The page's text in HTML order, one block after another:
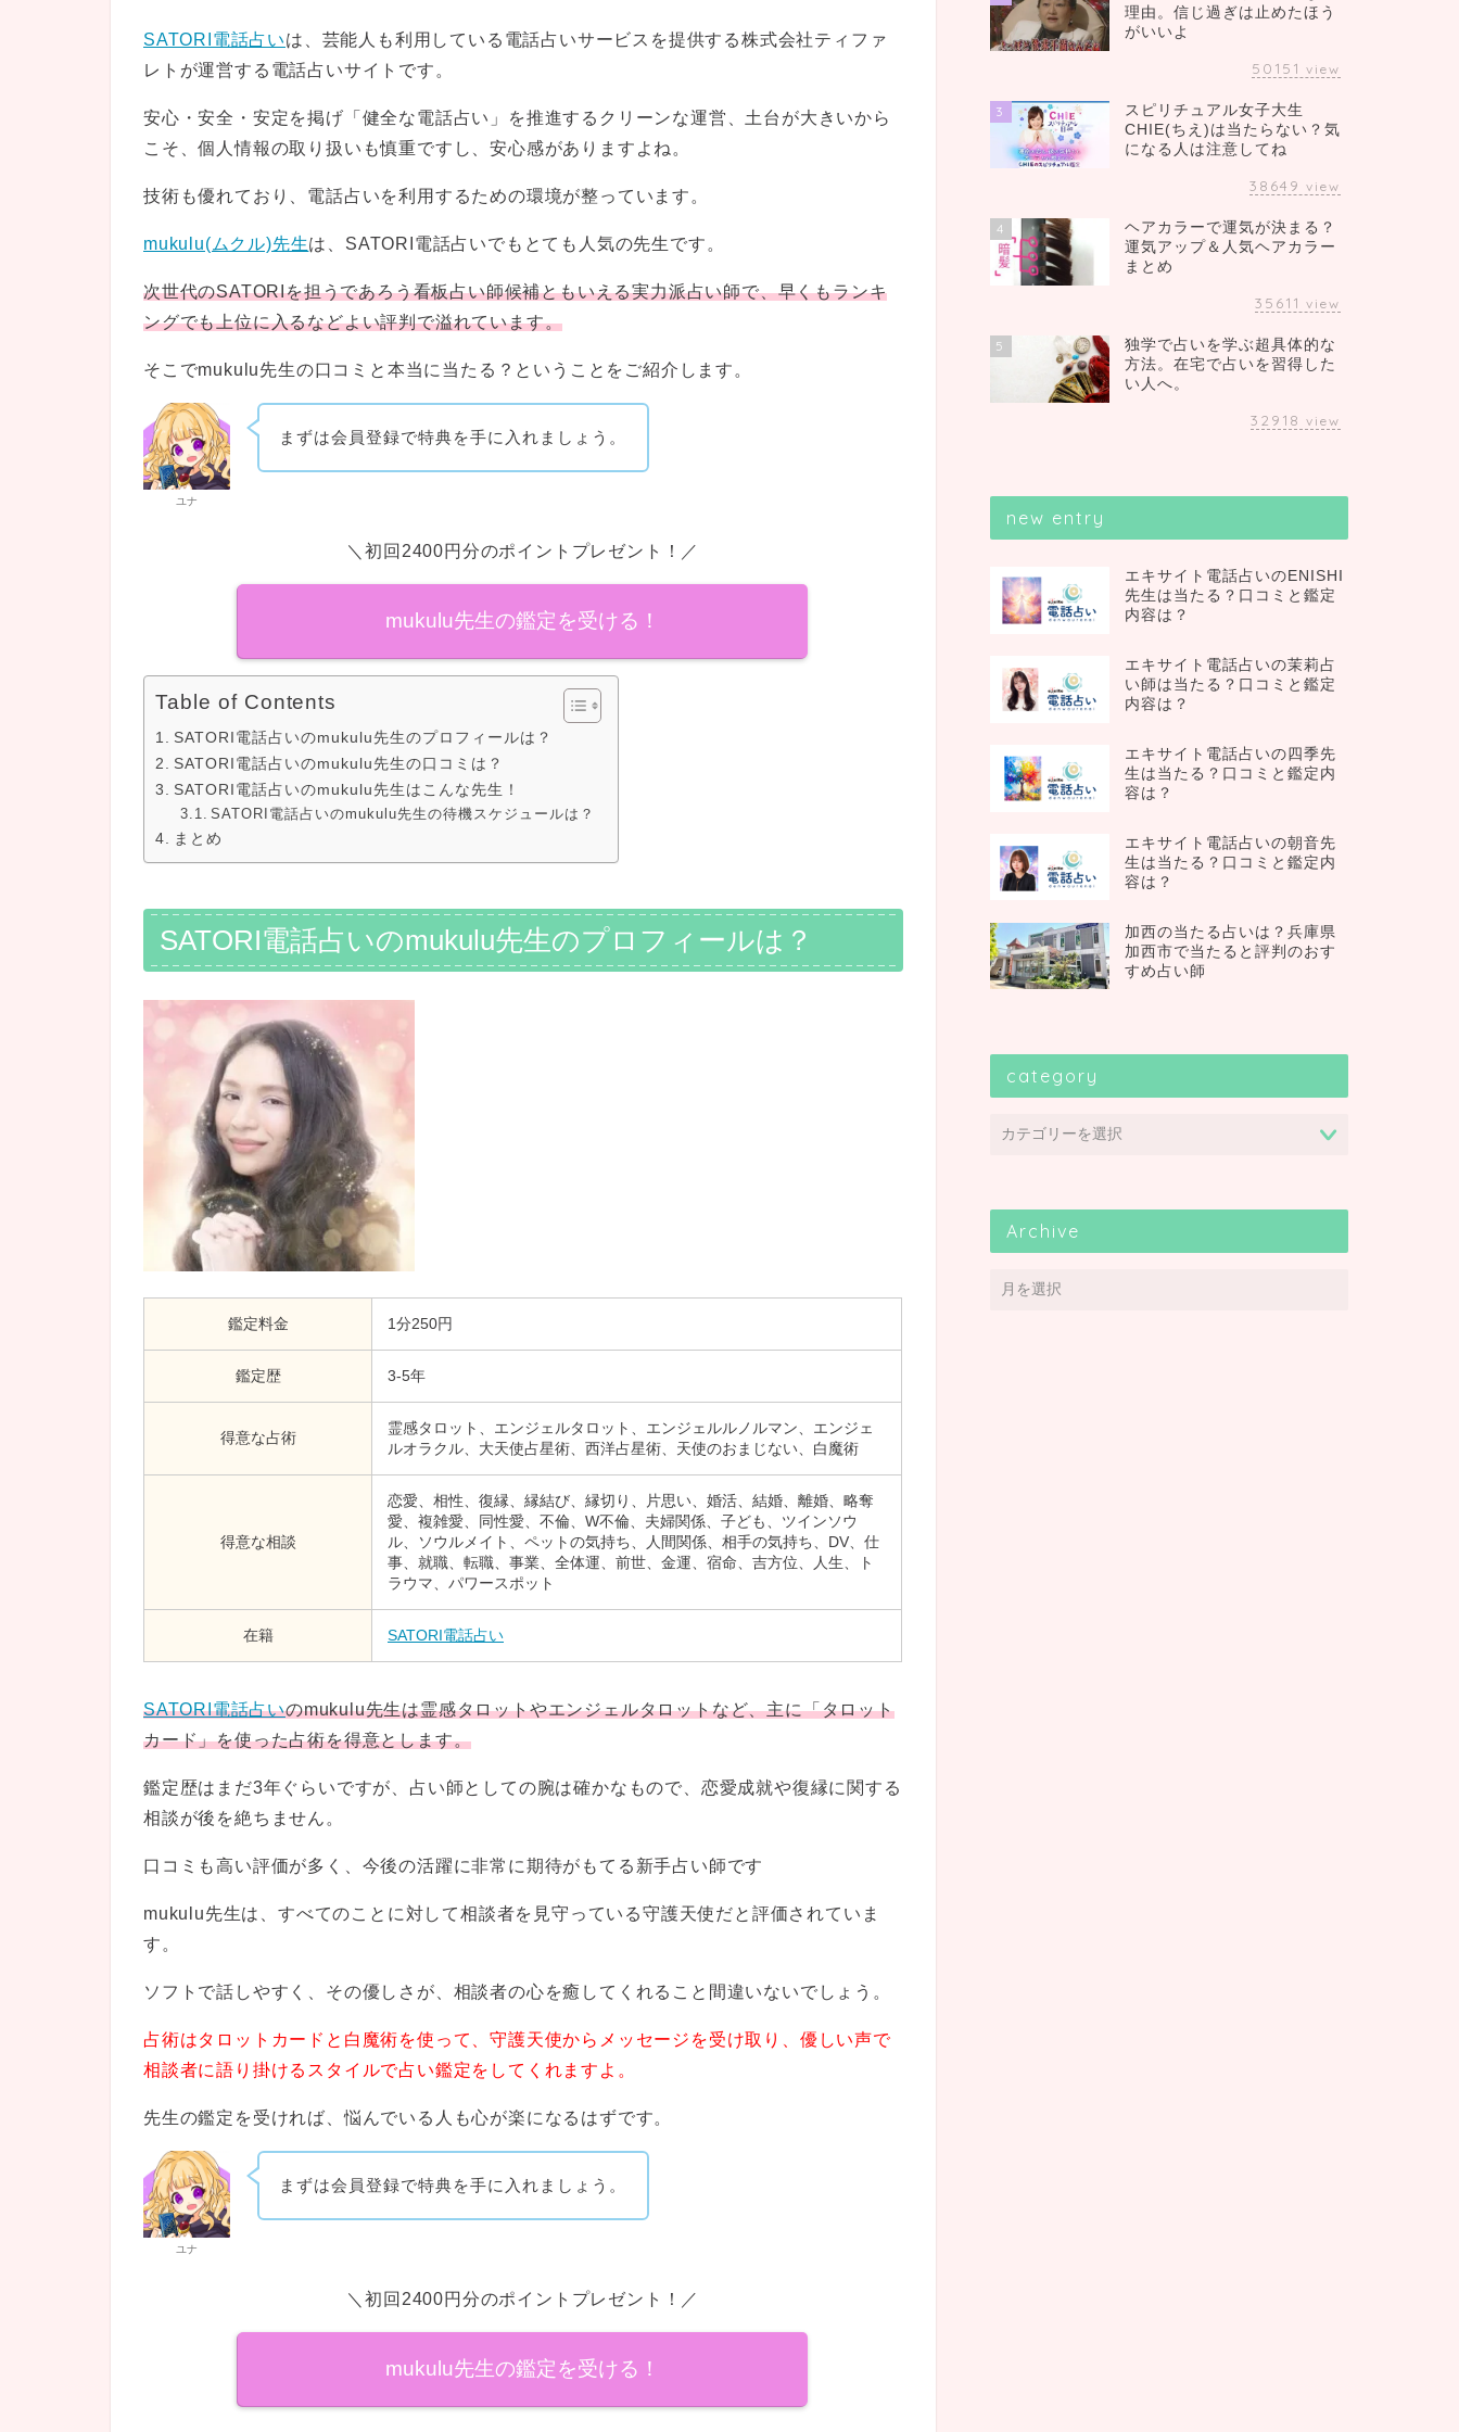
SATORI電話占いは、芸能人も利用している電話占いサービスを提供する株式会社ティファ
レトが運営する電話占いサイト です。
安心・安全・安定を掲げ「健全な電話占い」を推進するクリーンな運営、土台が大きいから
こそ、個人情報の取り扱いも慎重ですし、安心感がありますよね。
技術も優れており、電話占いを利用するための環境が整っています。
mukulu(ムクル)先生は、SATORI電話占いでもとても人気の先生です。
次世代のSATORIを担うであろう看板占い師候補ともいえる実力派占い師で、早くもランキ
ングでも上位に入るなどよい評判で溢れています。
そこでmukulu先生の口コミと本当に当たる？ということをご紹介します。
ユナ
まずは会員登録で特典を手に入れましょう。
＼初回2400円分のポイントプレゼント！／
mukulu先生の鑑定を受ける！
Table of Contents
SATORI電話占いのmukulu先生のプロフィールは？
SATORI電話占いのmukulu先生の口コミは？
SATORI電話占いのmukulu先生はこんな先生！
SATORI電話占いのmukulu先生の待機スケジュールは？
まとめ
SATORI電話占いのmukulu先生のプロフィールは？
鑑定料金 1分250円
鑑定歴 3-5年
得意な占術
霊感タロット、エンジェルタロット、エンジェルルノルマン、エンジェ
ルオラクル、大天使占星術、西洋占星術、天使のおまじない、白魔術
得意な相談
恋愛、相性、復縁、縁結び、縁切り、片思い、婚活、結婚、離婚、略奪
愛、複雑愛、同性愛、不倫、W不倫、夫婦関係、子ども、ツインソウ
ル、ソウルメイト、ペットの気持ち、人間関係、相手の気持ち、DV、仕
事、就職、転職、事業、全体運、前世、金運、宿命、吉方位、人生、ト
ラウマ、パワースポット
在籍 SATORI電話占い
SATORI電話占いのmukulu先生は霊感タロットやエンジェルタロットなど、主に「タロット
カード」を使った占術を得意とします。
鑑定歴はまだ3年ぐらいですが、占い師としての腕は確かなもので、恋愛成就や復縁に関する
相談が後を絶ちません。
口コミも高い評価が多く、今後の活躍に非常に期待がもてる新手占い師です
mukulu先生は、すべてのことに対して相談者を見守っている守護天使だと評価されていま
す。
ソフトで話しやすく、その優しさが、相談者の心を癒してくれること間違いないでしょう。
占術はタロットカードと白魔術を使って、守護天使からメッセージを受け取り、優しい声で
相談者に語り掛けるスタイルで占い鑑定をしてくれますよ。
先生の鑑定を受ければ、悩んでいる人も心が楽になるはずです。
ユナ
まずは会員登録で特典を手に入れましょう。
＼初回2400円分のポイントプレゼント！／
mukulu先生の鑑定を受ける！
理由。信じ過ぎは止めたほう
がいいよ
50151 view
3
スピリチュアル女子大生
CHIE(ちえ)は当たらない？気
になる人は注意してね
38649 view
4
ヘアカラーで運気が決まる？
運気アップ＆人気ヘアカラー
まとめ
35611 view
5
独学で占いを学ぶ超具体的な
方法。在宅で占いを習得した
い人へ。
32918 view
new entry
エキサイト電話占いのENISHI
先生は当たる？口コミと鑑定
内容は？
エキサイト電話占いの茉莉占
い師は当たる？口コミと鑑定
内容は？
エキサイト電話占いの四季先
生は当たる？口コミと鑑定内
容は？
エキサイト電話占いの朝音先
生は当たる？口コミと鑑定内
容は？
加西の当たる占いは？兵庫県
加西市で当たると評判のおす
すめ占い師
category
Archive